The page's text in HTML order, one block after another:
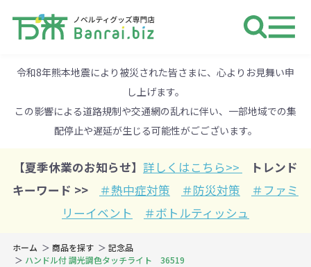
令和8年熊本地震により被災された皆さまに、心よりお見舞い申
し上げます。
この影響による道路規制や交通網の乱れに伴い、一部地域での集
配停止や遅延が生じる可能性がごございます。
【夏季休業のお知らせ】 詳しくはこちら>>
トレンド
キーワード >>
＃熱中症対策 ＃防災対策
＃ファミ
リーイベント
＃ボトルティッシュ
ホーム 商品を探す
記念品
ハンドル付 調光調色タッチライト 36519